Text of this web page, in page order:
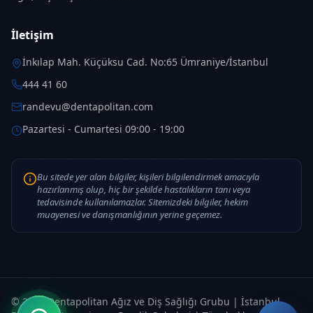
Ancak her bruksizm hastası yoğun stres
altında değildir ve her stresli kişi diş
sıkmaz. Uyku bruksizminin mekanizması
yalnızca stresle açıklanamaz.
Stres, anksiyete, yoğun zihinsel yük,
kontrolü sorunları ve mükemmeliyetçi
veya yüksek kontrollü davranış biçimleri
bruksizm aktivitesiyle ilişkili olabilir.
Psikolojik etkenlerin varlığı, belirtilerin
Kas ağrısı ve diş hasarı gerçek fiziksel
sonuçlardır.
İletişim
İnkılap Mah. Küçüksu Cad. No:65 Ümraniye/İstanbul
444 41 60
randevu@dentapolitan.com
Pazartesi - Cumartesi 09:00 - 19:00
Bu sitede yer alan bilgiler, kişileri bilgilendirmek amacıyla
hazırlanmış olup, hiç bir şekilde hastalıkların tanı veya
tedavisinde kullanılamazlar. Sitemizdeki bilgiler, hekim
muayenesi ve danışmanlığının yerine geçemez.
© 2026 Dentapolitan Ağız ve Diş Sağlığı Grubu | İstanbul